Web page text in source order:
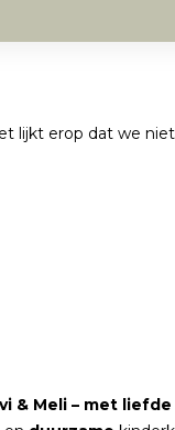
lijkt erop dat we
& Meli – met